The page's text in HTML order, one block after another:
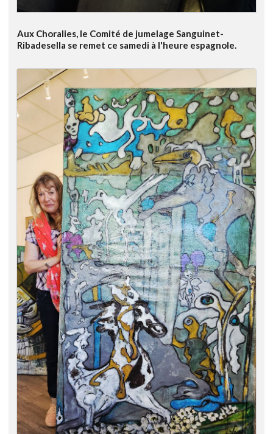
Aux Choralies, le Comité de jumelage Sanguinet-
Ribadesella se remet ce samedi à l'heure espagnole.